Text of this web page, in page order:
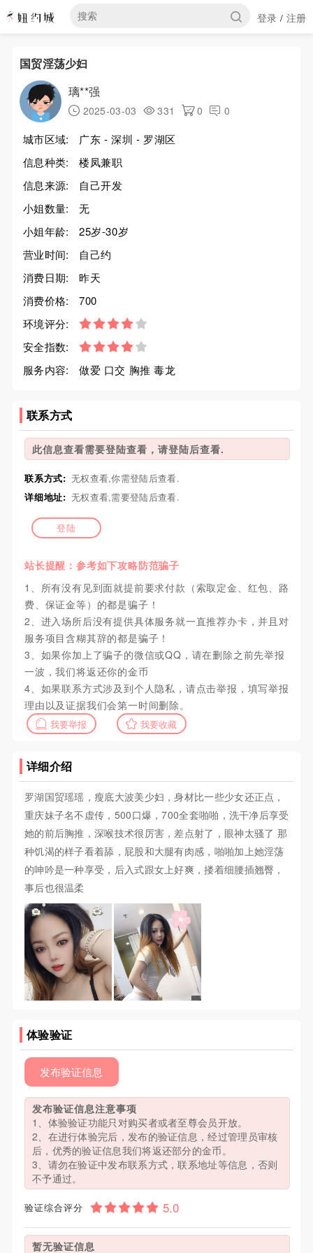
登录 / 注册
国贸淫荡少妇
璃**强
2025-03-03 331 0 0
城市区域:
广东 - 深圳 - 罗湖区
信息种类:
楼凤兼职
信息来源:
自己开发
小姐数量:
无
小姐年龄:
25岁-30岁
营业时间:
自己约
消费日期:
昨天
消费价格:
700
环境评分:
安全指数:
服务内容:
做爱 口交 胸推 毒龙
联系方式
此信息查看需要登陆查看，请登陆后查看.
联系方式: 无权查看,你需登陆后查看.
详细地址: 无权查看,需要登陆后查看.
登陆
站长提醒：参考如下攻略防范骗子
1、所有没有见到面就提前要求付款（索取定金、红包、路
费、保证金等）的都是骗子！
2、进入场所后没有提供具体服务就一直推荐办卡，并且对
服务项目含糊其辞的都是骗子！
3、如果你加上了骗子的微信或QQ，请在删除之前先举报
一波，我们将返还你的金币
4、如果联系方式涉及到个人隐私，请点击举报，填写举报
理由以及证据我们会第一时间删除。
我要举报 我要收藏
详细介绍
罗湖国贸瑶瑶，瘦底大波美少妇，身材比一些少女还正点，
重庆妹子名不虚传，500口爆，700全套啪啪，洗干净后享受
她的前后胸推，深喉技术很厉害，差点射了，眼神太骚了 那
种饥渴的样子看着舔，屁股和大腿有肉感，啪啪加上她淫荡
的呻吟是一种享受，后入式跟女上好爽，搂着细腰插翘臀，
事后也很温柔
体验验证
发布验证信息
发布验证信息注意事项
1、体验验证功能只对购买者或者至尊会员开放。
2、在进行体验完后，发布的验证信息，经过管理员审核
后，优秀的验证信息我们将返还部分的金币。
3、请勿在验证中发布联系方式，联系地址等信息，否则
不予通过。
验证综合评分
暂无验证信息